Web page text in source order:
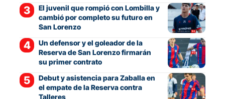
El juvenil que rompió con Lombilla y
cambió por completo su futuro en
San Lorenzo
Un defensor y el goleador de la
Reserva de San Lorenzo firmarán
su primer contrato
Debut y asistencia para Zaballa en
el empate de la Reserva contra
Talleres